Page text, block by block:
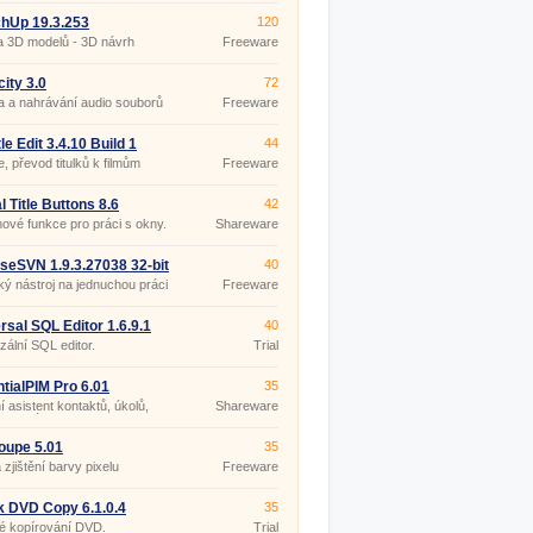
19.3.253
3D modelů - 3D návrh
120
Freeware
3.0
a nahrávání audio souborů
72
Freeware
Edit 3.4.10 Build 1
převod titulků k filmům
44
Freeware
Title Buttons 8.6
funkce pro práci s okny.
42
Shareware
1.9.3.27038 32-bit
nástroj na jednuchou práci
40
Freeware
SQL Editor 1.6.9.1
SQL editor.
40
Trial
Pro 6.01
asistent kontaktů, úkolů,
35
Shareware
5.01
zjištění barvy pixelu
35
Freeware
DVD Copy 6.1.0.4
kopírování DVD.
35
Trial